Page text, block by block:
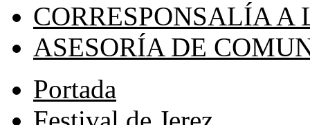
CORRESPONSALÍA A
ASESORÍA DE
Portada